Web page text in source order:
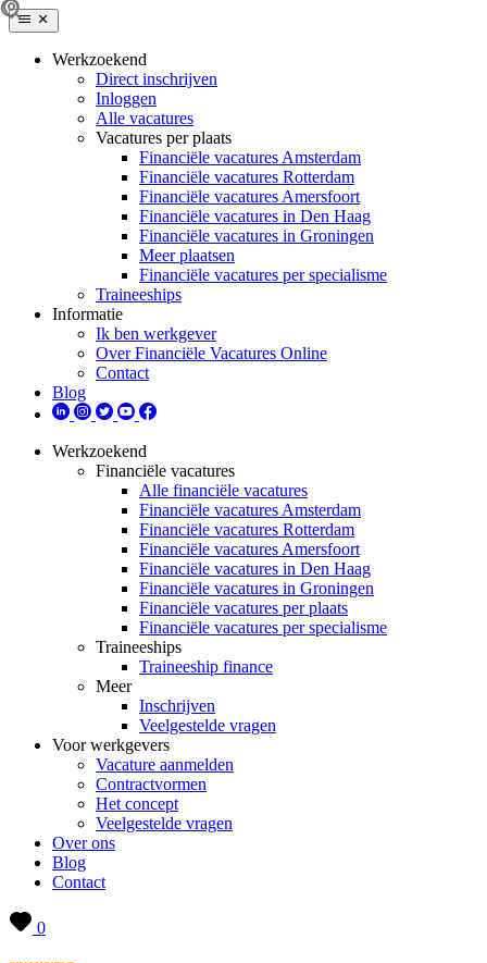
Werkzoekend
Direct inschrijven
Inloggen
Alle vacatures
Vacatures per plaats
Financiële vacatures Amsterdam
Financiële vacatures Rotterdam
Financiële vacatures Amersfoort
Financiële vacatures in Den Haag
Financiële vacatures in Groningen
Meer plaatsen
Financiële vacatures per specialisme
Traineeships
Informatie
Ik ben werkgever
Over Financiële Vacatures Online
Contact
Blog
Werkzoekend
Financiële vacatures
Alle financiële vacatures
Financiële vacatures Amsterdam
Financiële vacatures Rotterdam
Financiële vacatures Amersfoort
Financiële vacatures in Den Haag
Financiële vacatures in Groningen
Financiële vacatures per plaats
Financiële vacatures per specialisme
Traineeships
Traineeship finance
Meer
Inschrijven
Veelgestelde vragen
Voor werkgevers
Vacature aanmelden
Contractvormen
Het concept
Veelgestelde vragen
Over ons
Blog
Contact
0